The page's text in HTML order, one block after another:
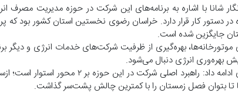
شانا با اشاره به برنامه‌های این شرکت در حوزه مدیریت مصرف
در دستور کار قرار دارد. خراسان رضوی نخستین استان کشور بود که
جایگزین شده است.
بهره‌گیری از ظرفیت شرکت‌های خدمات انرژی و دیگر
بهره‌وری انرژی دنبال می‌شود.
مدیرعامل شرکت گاز خراسان رضوی ادامه
بتوان فصل زمستان را با کمترین چالش پشت‌سر گذاشت.